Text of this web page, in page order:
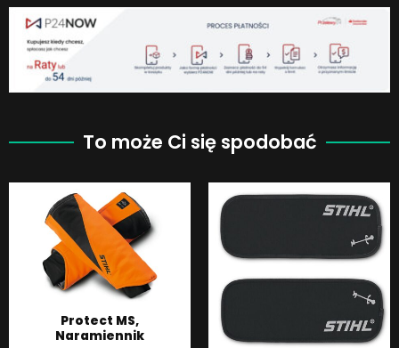
To może Ci się spodobać
Protect MS,
Naramiennik